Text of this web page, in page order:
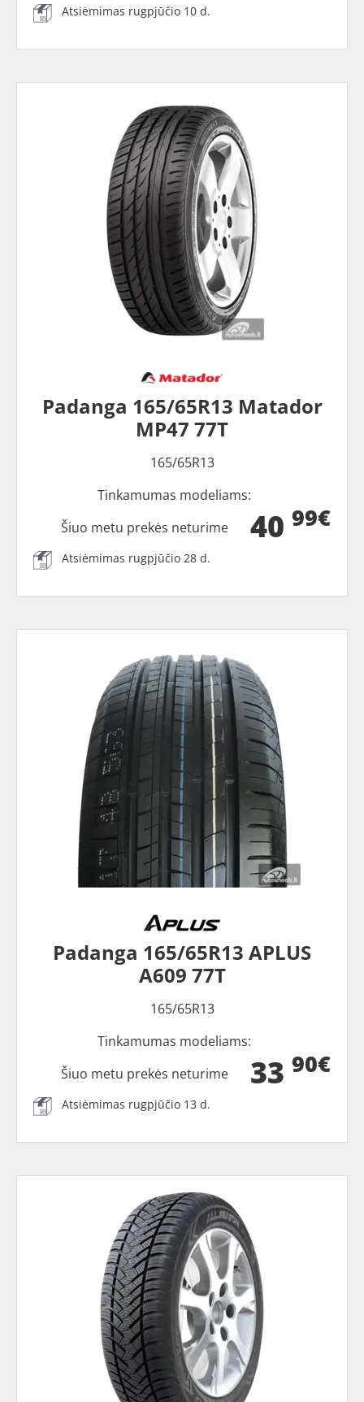
Atsiėmimas rugpjūčio 10 d.
Padanga 165/65R13 Matador
MP47 77T
165/65R13
Tinkamumas modeliams:
40 99€
Šiuo metu prekės neturime
Atsiėmimas rugpjūčio 28 d.
Padanga 165/65R13 APLUS
A609 77T
165/65R13
Tinkamumas modeliams:
33 90€
Šiuo metu prekės neturime
Atsiėmimas rugpjūčio 13 d.